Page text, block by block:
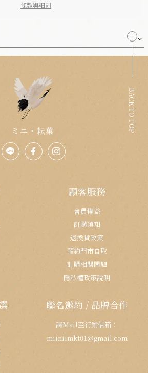
條款與細則
顧客服務
會員權益
訂購須知
退換貨政策
預約門市自取
訂購相關問題
隱私權政策說明
聯名邀約 / 品牌合作
請Mail至行銷信箱：
miiniimkt01@gmail.com
BACK TO TOP